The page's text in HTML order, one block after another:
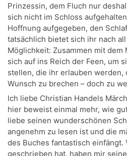
Prinzessin, dem Fluch nur
sich nicht im Schloss
Hoffnung aufgegeben, den
tatsächlich bietet sich ihr nach
Möglichkeit: Zusammen mit dem
sich auf ins Reich der Feen, um
stellen, die ihr erlauben werden,
Wunsch zu brechen – doch zu
Ich liebe Christian Handels
hier beweist einmal mehr, wie
liebe seinen wunderschönen
angenehm zu lesen ist und die
des Buches fantastisch einfängt.
geschrieben hat, haben mir